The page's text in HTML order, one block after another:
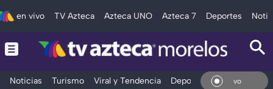
en vivo TV Azteca Azteca UNO Azteca 7 Deportes
Noticias Turismo Viral y Tendencia Deportes Espectáculos
En